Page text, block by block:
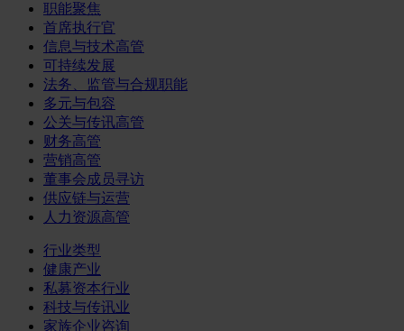
职能聚焦
首席执行官
信息与技术高管
可持续发展
法务、监管与合规职能
多元与包容
公关与传讯高管
财务高管
营销高管
董事会成员寻访
供应链与运营
人力资源高管
行业类型
健康产业
私募资本行业
科技与传讯业
家族企业咨询